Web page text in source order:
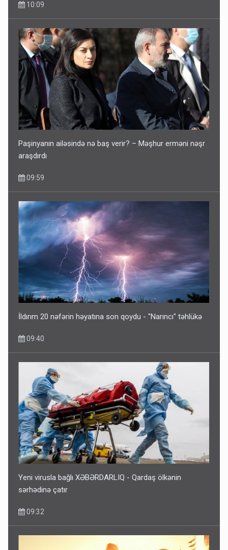
10:09
Paşinyanın ailəsində nə baş verir? – Məşhur erməni nəşr
araşdırdı
09:59
İldırım 20 nəfərin həyatına son qoydu - "Narıncı" təhlükə
09:40
Yeni virusla bağlı XƏBƏRDARLIQ - Qardaş ölkənin
sərhədinə çatır
09:32